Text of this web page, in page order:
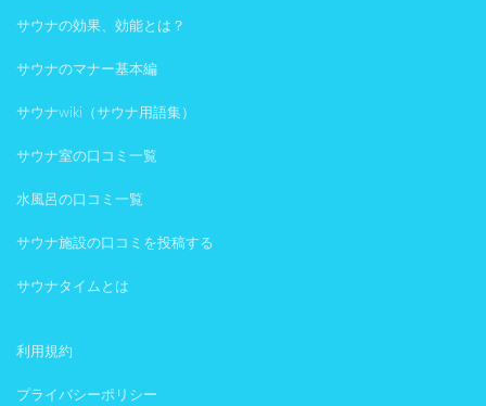
サウナの効果、効能とは？
サウナのマナー基本編
サウナwiki（サウナ用語集）
サウナ室の口コミ一覧
水風呂の口コミ一覧
サウナ施設の口コミを投稿する
サウナタイムとは
利用規約
プライバシーポリシー